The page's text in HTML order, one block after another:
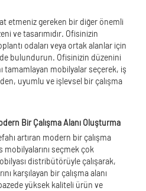
etmeniz gereken bir diğer önemli
ve tasarımıdır. Ofisinizin
odaları veya ortak alanlar için
bulundurun. Ofisinizin düzenini
tamamlayan mobilyalar seçerek, iş
uyumlu ve işlevsel bir çalışma
Bir Çalışma Alanı Oluşturma
artıran modern bir çalışma
seçmek çok
distribütörüyle çalışarak,
karşılayan bir çalışma alanı
yüksek kaliteli ürün ve